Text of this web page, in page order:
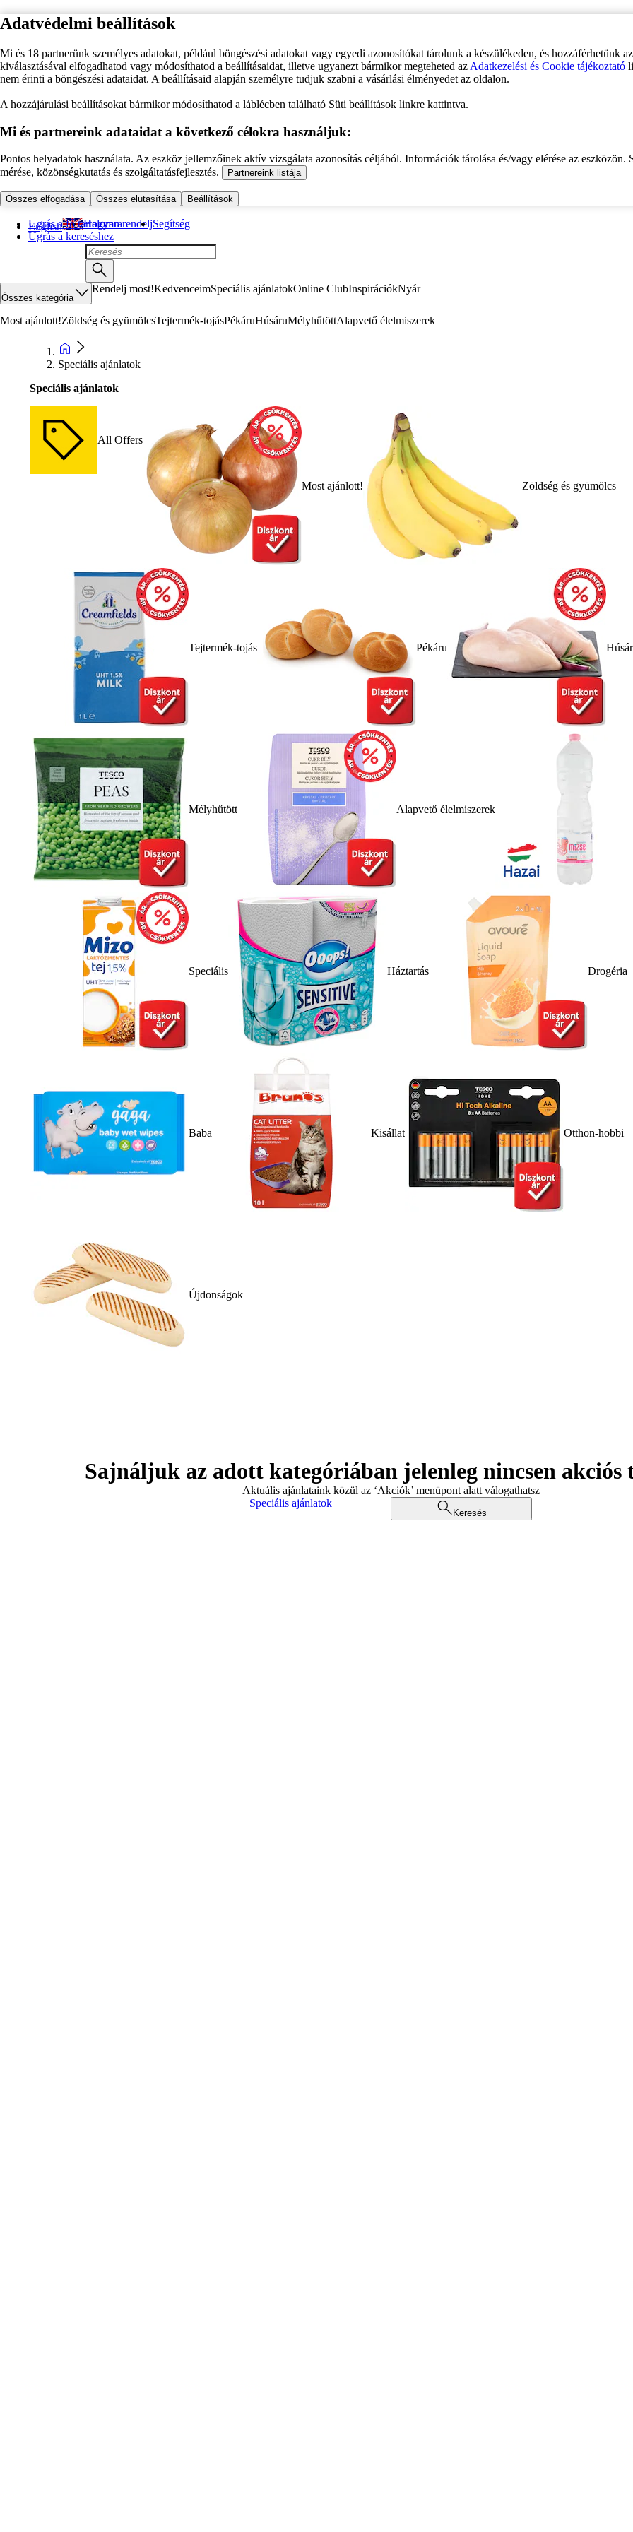
Adatvédelmi beállítások
Mi és 18 partnerünk személyes adatokat, például böngészési adatokat vagy egyedi azonosítókat tárolunk a készülékeden, és hozzáférhetünk
kiválasztásával elfogadhatod vagy módosíthatod a beállításaidat, illetve ugyanezt bármikor megteheted az Adatkezelési és Cookie tájékoztató
nem érinti a böngészési adataidat. A beállításaid alapján személyre tudjuk szabni a vásárlási élményedet az oldalon.
A hozzájárulási beállításokat bármikor módosíthatod a láblécben található Süti beállítások linkre kattintva.
Mi és partnereink adataidat a következő célokra használjuk:
Pontos helyadatok használata. Az eszköz jellemzőinek aktív vizsgálata azonosítás céljából. Információk tárolása és/vagy elérése az eszközön.
mérése, közönségkutatás és szolgáltatásfejlesztés.
Partnereink listája
Összes elfogadása Összes elutasítása Beállítások
Ugrás a fő tartalomra
Ugrás a kereséshez
English Hogyan rendeljSegítség
Összes kategória
Rendelj most!KedvenceimSpeciális ajánlatokOnline ClubInspirációkNyár
Most ajánlott!Zöldség és gyümölcsTejtermék-tojásPékáruHúsáruMélyhűtöttAlapvető élelmiszerek
Speciális ajánlatok
Speciális ajánlatok
All Offers
Most ajánlott! Zöldség és gyümölcs
Tejtermék-tojás Pékáru
Mélyhűtött Alapvető élelmiszerek
Speciális Háztartás Drogéria
Baba Kisállat Otthon-hobbi
Újdonságok
Sajnáljuk az adott kategóriában jelenleg nincsen akciós
Aktuális ajánlataink közül az ‘Akciók’ menüpont alatt válogathatsz
Speciális ajánlatok
Keresés